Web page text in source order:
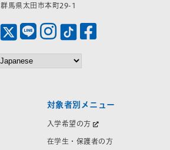
群馬県太田市本町29-1
対象者別メニュー
入学希望の方
在学生・保護者の方